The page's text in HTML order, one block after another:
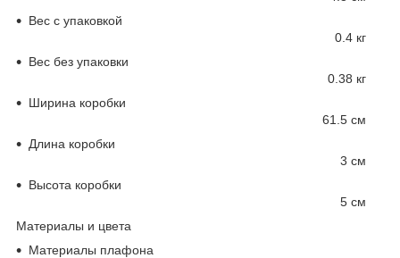
Вес с упаковкой
0.4 кг
Вес без упаковки
0.38 кг
Ширина коробки
61.5 см
Длина коробки
3 см
Высота коробки
5 см
Материалы и цвета
Материалы плафона